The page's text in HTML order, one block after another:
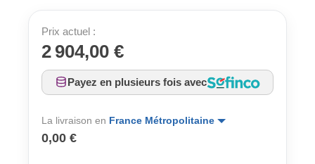
Prix actuel :
2 904,00 €
Payez en plusieurs fois avec
La livraison en France Métropolitaine
0,00 €